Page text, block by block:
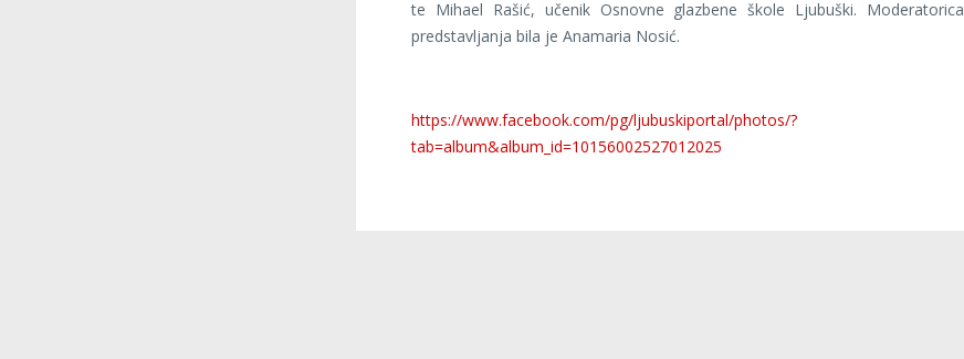
te Mihael Rašić, učenik Osnovne glazbene škole Ljubuški. Moderatorica
predstavljanja bila je Anamaria Nosić.
https://www.facebook.com/pg/ljubuskiportal/photos/?
tab=album&album_id=10156002527012025